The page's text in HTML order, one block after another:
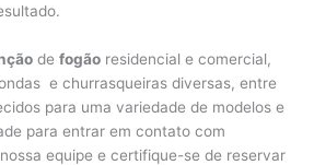
defogão residencial e comercial,
e churrasqueiras diversas, entre
para uma variedade de modelos e
para entrar em contato com
equipe e certifique-se de reservar